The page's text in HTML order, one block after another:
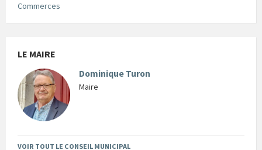
Commerces
LE MAIRE
Dominique Turon
Maire
VOIR TOUT LE CONSEIL MUNICIPAL